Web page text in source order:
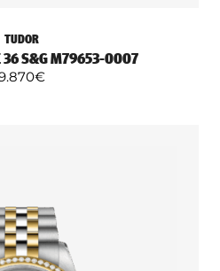
TUDOR
36 S&G M79653-0007
€